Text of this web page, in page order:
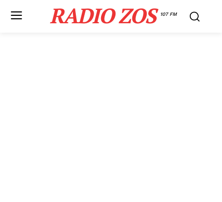
RADIO ZOS 107 FM